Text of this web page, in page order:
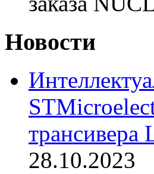
Новости
трансивера
28.10.2023